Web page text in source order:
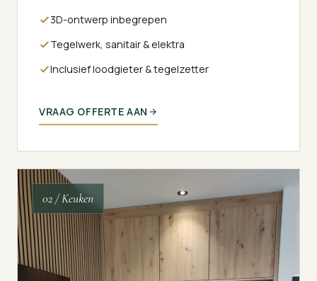
3D-ontwerp inbegrepen
Tegelwerk, sanitair & elektra
Inclusief loodgieter & tegelzetter
VRAAG OFFERTE AAN
02 / Keuken